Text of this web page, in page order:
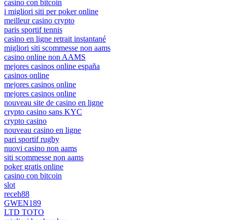
casino con bitcoin
i migliori siti per poker online
meilleur casino crypto
paris sportif tennis
casino en ligne retrait instantané
migliori siti scommesse non aams
casino online non AAMS
mejores casinos online españa
casinos online
mejores casinos online
mejores casinos online
nouveau site de casino en ligne
crypto casino sans KYC
crypto casino
nouveau casino en ligne
pari sportif rugby
nuovi casino non aams
siti scommesse non aams
poker gratis online
casino con bitcoin
slot
receh88
GWEN189
LTD TOTO